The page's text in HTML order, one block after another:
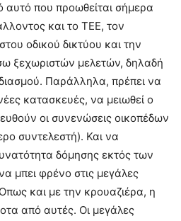
που προωθείται σήμερα
και το ΤΕΕ, τον
οδικού δικτύου και την
ξεχωριστών μελετών, δηλαδή
Παράλληλα, πρέπει να
κατασκευές, να μειωθεί ο
οι συνενώσεις οικοπέδων
συντελεστή). Και να
δόμησης εκτός των
μπει φρένο στις μεγάλες
και με την κρουαζιέρα, η
από αυτές. Οι μεγάλες